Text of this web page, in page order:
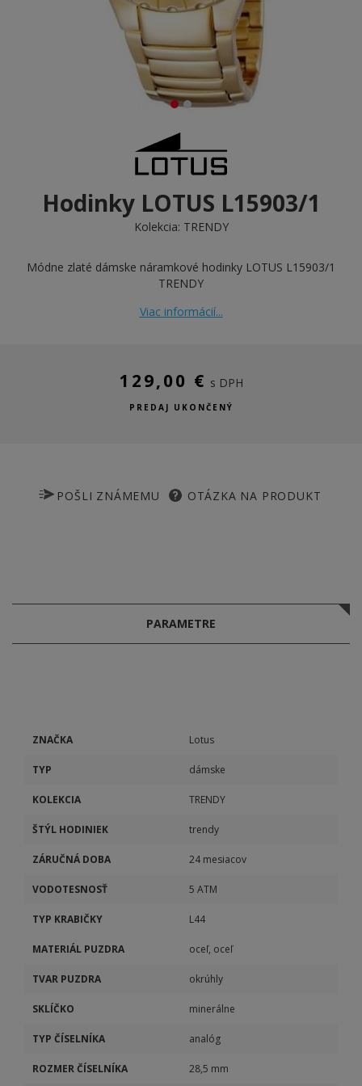
Hodinky LOTUS L15903/1
Kolekcia: TRENDY
Módne zlaté dámske náramkové hodinky LOTUS L15903/1
TRENDY
Viac informácií...
129,00 € s DPH
PREDAJ UKONČENÝ
POŠLI ZNÁMEMU OTÁZKA NA PRODUKT
PARAMETRE
ZNAČKA Lotus
TYP dámske
KOLEKCIA TRENDY
ŠTÝL HODINIEK trendy
ZÁRUČNÁ DOBA 24 mesiacov
VODOTESNOSŤ 5 ATM
TYP KRABIČKY L44
MATERIÁL PUZDRA oceľ, oceľ
TVAR PUZDRA okrúhly
SKLÍČKO minerálne
TYP ČÍSELNÍKA analóg
ROZMER ČÍSELNÍKA 28,5 mm